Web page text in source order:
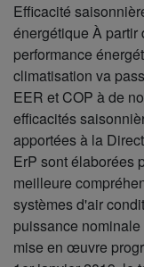
Efficacité
énergétique À
performance
climatisation va
EER et COP à de
efficacités
apportées à la
ErP sont élaborées
meilleure
systèmes d'air
puissance
mise en œuvre